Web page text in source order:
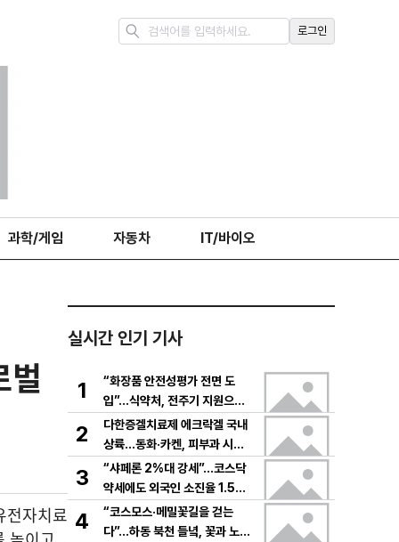
로그인
과학/게임 자동차 IT/바이오
벌
전자치료
실시간 인기 기사
1
“화장품 안전성평가 전면 도
입”…식약처, 전주기 지원으로
K뷰티 고도화
2
다한증겔치료제 에크락겔 국내
상륙…동화·카켄, 피부과 시장
공략
3
“샤페론 2%대 강세”…코스닥
약세에도 외국인 소진율 1.5
9% 기록
4
“코스모스·메밀꽃길을 걷는
다”…하동 북천 들녘, 꽃과 노래